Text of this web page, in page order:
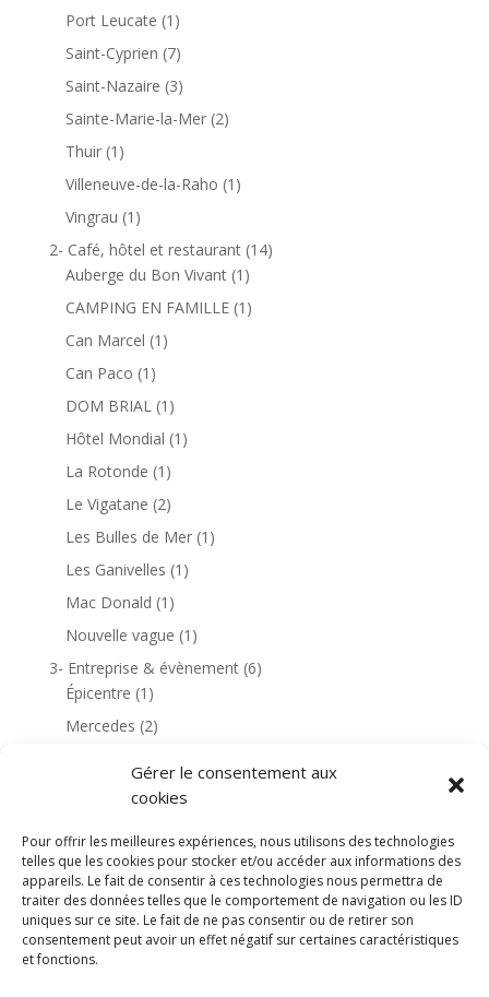
Gérer le consentement aux
cookies
Pour offrir les meilleures expériences, nous utilisons des technologies
telles que les cookies pour stocker et/ou accéder aux informations des
appareils. Le fait de consentir à ces technologies nous permettra de
traiter des données telles que le comportement de navigation ou les ID
uniques sur ce site. Le fait de ne pas consentir ou de retirer son
consentement peut avoir un effet négatif sur certaines caractéristiques
et fonctions.
Port Leucate (1)
Saint-Cyprien (7)
Saint-Nazaire (3)
Sainte-Marie-la-Mer(2)
Thuir(1)
Villeneuve-de-la-Raho (1)
Vingrau (1)
2- Café, hôtel et restaurant(14)
Auberge du Bon Vivant(1)
CAMPING EN FAMILLE(1)
Can Marcel (1)
Can Paco (1)
DOM BRIAL(1)
Hôtel Mondial (1)
La Rotonde (1)
Le Vigatane (2)
Les Bulles de Mer(1)
Les Ganivelles (1)
Mac Donald (1)
Nouvelle vague (1)
3- Entreprise & évènement(6)
Épicentre (1)
Mercedes (2)
4- Habitation & environnement
Golf de Saint Cyprien (6)
Le Canigou (3)
Les Corbières(1)
Moulin de Lène (1)